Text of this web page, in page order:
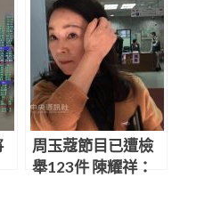
周玉蔻節目已遭檢
舉123件 陳耀祥：